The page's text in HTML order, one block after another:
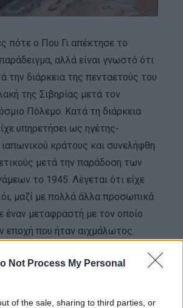
Not Process My Personal
of the sale, sharing to third parties, or
πότε ο Που Γι απέκτησε το
αλλά είναι γνωστό ότι
την διάρκεια της πενταετούς του
της Σιβηρίας μετά τον
Πόλεμο. Κατά τη διάρκεια
υπηρετήσει ως ηγέτης-
κράτους και συνελήφθη
μετά την παράδοση των
το 1945. Λέγεται ότι είχε
μαζί με πολλά άλλα προσωπικά
έναν μεταφραστή με τον οποίο
εποχή που ήταν αιχμάλωτος.
το ρολόι, είναι ένα από τα
πλατινένια κάσα που